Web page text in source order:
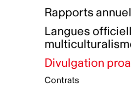
Initiatives
Plan de réconciliation
Groupe de travail
Principes
harcèlement
Plan d’action
Plan d'équité,
Rémunération
Prix et
Nos valeurs
Rapports
Langues
Divulgation
Contrats